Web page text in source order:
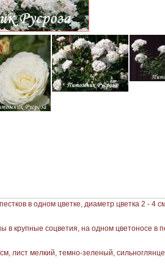
в одном цветке, диаметр цветка 2 - 4
в крупные соцветия, на одном цветоносе в
лист мелкий, темно-зеленый,